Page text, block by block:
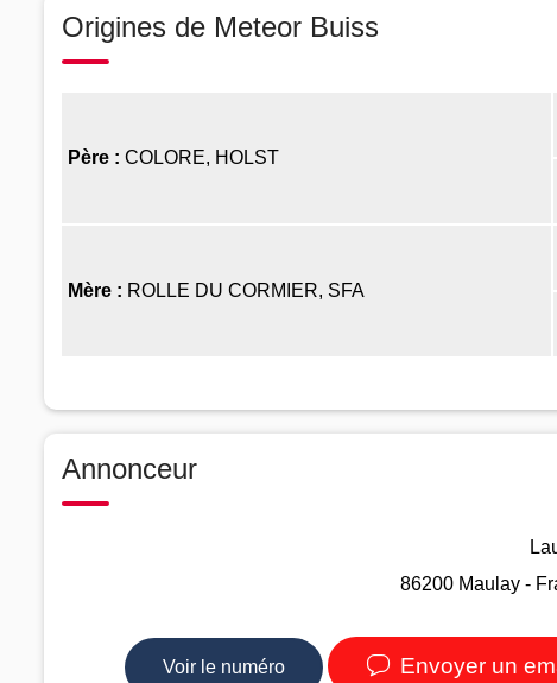
Origines de Meteor Buiss
Père : COLORE, HOLST
Mère : ROLLE DU CORMIER, SFA
Annonceur
86200 Maulay -
Voir le numéro Envoyer un